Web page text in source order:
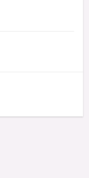
polyester (PES),
(PES) 120.0